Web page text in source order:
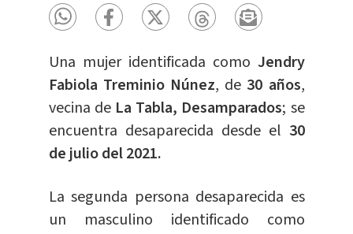
Una mujer identificada como Jendry
Fabiola Treminio Núnez, de 30 años,
vecina de La Tabla, Desamparados; se
encuentra desaparecida desde el 30
de julio del 2021.
La segunda persona desaparecida es
un masculino identificado como